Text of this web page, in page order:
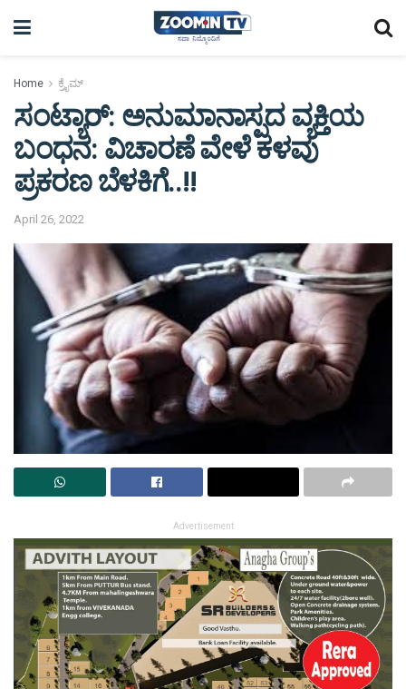
Home ಕ್ರೈಮ್
ಸಂಟ್ಯಾರ್: ಅನುಮಾನಾಸ್ಪದ ವ್ಯಕ್ತಿಯ
ಬಂಧನ: ವಿಚಾರಣೆ ವೇಳೆ ಕಳವು
ಪ್ರಕರಣ ಬೆಳಕಿಗೆ..!!
April 26, 2022
Advertisement